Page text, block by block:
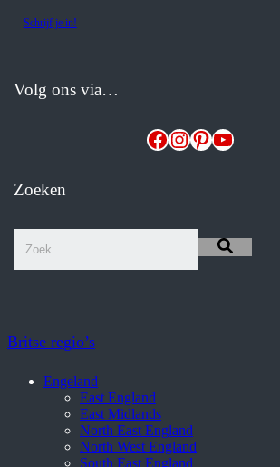
Schrijf je in!
Volg ons via…
Facebook
Instagram
Pinterest
YouTube
Zoeken
Britse regio’s
Engeland
East England
East Midlands
North East England
North West England
South East England